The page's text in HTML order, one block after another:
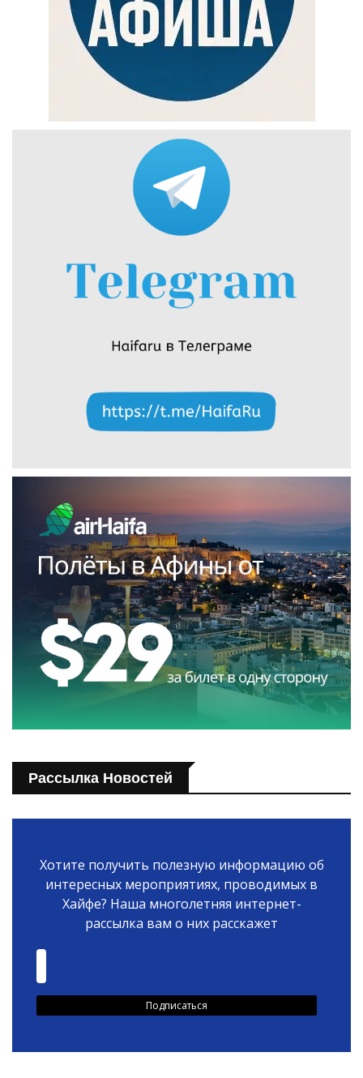
Рассылка Новостей
Хотите получить полезную информацию об
интересных мероприятиях, проводимых в
Хайфе? Наша многолетняя интернет-
рассылка вам о них расскажет